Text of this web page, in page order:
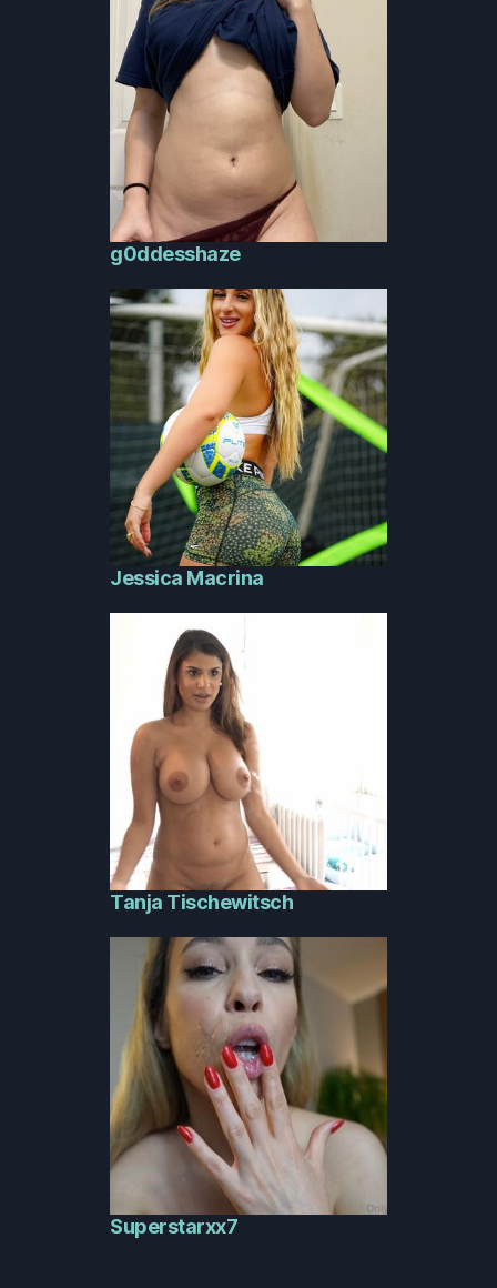
g0ddesshaze
Jessica Macrina
Tanja Tischewitsch
Superstarxx7